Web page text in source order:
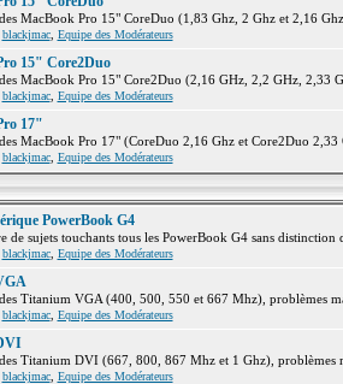
MacBook Pro 15" CoreDuo (1,83 Ghz, 2 Ghz et 2,16
blackjmac, Equipe des Modérateurs
15" Core2Duo
MacBook Pro 15" Core2Duo (2,16 GHz, 2,2 GHz, 2,33
blackjmac, Equipe des Modérateurs
17"
MacBook Pro 17" (CoreDuo 2,16 Ghz et Core2Duo 2,33
blackjmac, Equipe des Modérateurs
PowerBook G4
de sujets touchants tous les PowerBook G4 sans distinction
blackjmac, Equipe des Modérateurs
Titanium VGA (400, 500, 550 et 667 Mhz), problèmes
blackjmac, Equipe des Modérateurs
Titanium DVI (667, 800, 867 Mhz et 1 Ghz), problèmes
blackjmac, Equipe des Modérateurs